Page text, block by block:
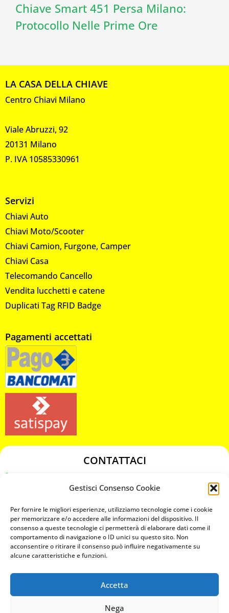
Gestisci Consenso Cookie
Per fornire le migliori esperienze, utilizziamo tecnologie come i cookie
per memorizzare e/o accedere alle informazioni del dispositivo. Il
consenso a queste tecnologie ci permetterà di elaborare dati come il
comportamento di navigazione o ID unici su questo sito. Non
acconsentire o ritirare il consenso può influire negativamente su
alcune caratteristiche e funzioni.
Accetta
Nega
Chiave Smart 451 Persa Milano:
Protocollo Nelle Prime Ore
LA CASA DELLA CHIAVE
Centro Chiavi Milano
Viale Abruzzi, 92
20131 Milano
P. IVA 10585330961
Servizi
Chiavi Auto
Chiavi Moto/Scooter
Chiavi Camion, Furgone, Camper
Chiavi Casa
Telecomando Cancello
Vendita lucchetti e catene
Duplicati Tag RFID Badge
Pagamenti accettati
CONTATTACI
chiavicodificate@gmail.com
Privacy Policy
Cookie Policy
MAPS